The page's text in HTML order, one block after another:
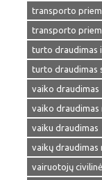
transporto
transporto
turto draudimas
turto draudimas
vaiko draudimas
vaiko draudimas
vaiku draudimas
vaikų draudimas
vairuotojų